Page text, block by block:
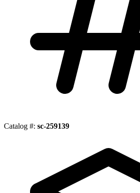
Catalog #: sc-259139